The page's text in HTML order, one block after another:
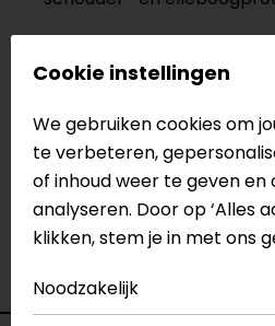
Meer informatie
Heb je meer informatie
Neem dancontactmet ons
vanonze winkelsin Breda,
Eindhoven, Vianen of
het product bekijken &
verkoopmedewerkers voor
Cookie instellingen
We gebruiken cookies om
te verbeteren,
of inhoud weer te geven en
analyseren. Door op ‘Alles
klikken, stem je in met ons
Noodzakelijk